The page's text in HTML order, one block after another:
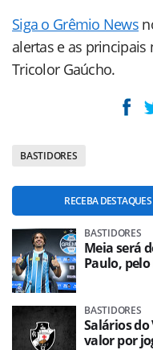
Siga o Grêmio News
alertas e as
Tricolor Gaúcho.
BASTIDORES
RECEBA
BASTIDORES
Meia será
Paulo,
BASTIDORES
Salários do
valor por